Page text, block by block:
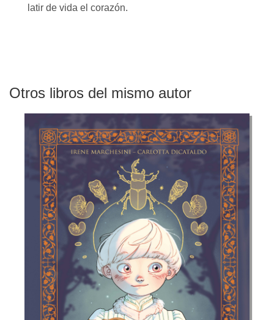
latir de vida el corazón.
Otros libros del mismo autor